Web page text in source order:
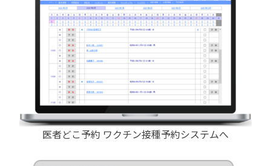
医者どこ予約 ワクチン接種予約システムへ